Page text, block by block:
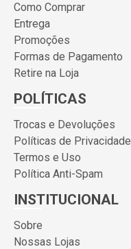
Como Comprar
Entrega
Promoções
Formas de Pagamento
Retire na Loja
POLÍTICAS
Trocas e Devoluções
Políticas de Privacidade
Termos e Uso
Política Anti-Spam
INSTITUCIONAL
Sobre
Nossas Lojas